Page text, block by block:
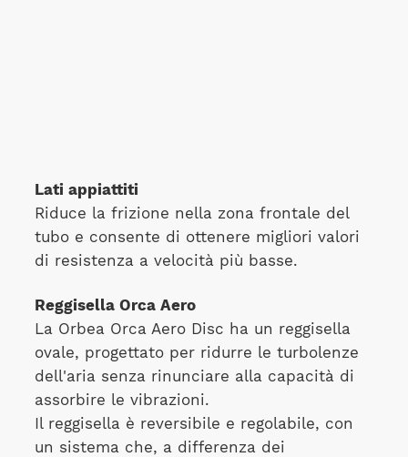
Lati appiattiti
Riduce la frizione nella zona frontale del
tubo e consente di ottenere migliori valori
di resistenza a velocità più basse.
Reggisella Orca Aero
La Orbea Orca Aero Disc ha un reggisella
ovale, progettato per ridurre le turbolenze
dell'aria senza rinunciare alla capacità di
assorbire le vibrazioni.
Il reggisella è reversibile e regolabile, con
un sistema che, a differenza dei